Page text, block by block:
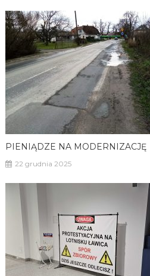
PIENIĄDZE NA MODERNIZACJĘ
22 grudnia 2025